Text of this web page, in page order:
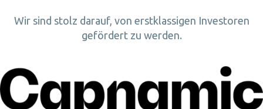
Wir sind stolz darauf, von erstklassigen Investoren
gefördert zu werden.